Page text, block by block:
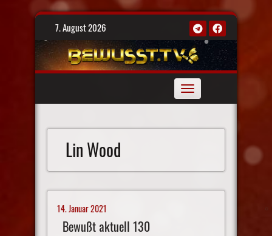
Skip
content
7. August 2026
Toggle
navigation
Lin Wood
14. Januar 2021
Bewußt aktuell 130